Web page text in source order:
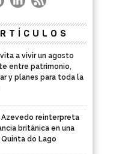
a vivir un agosto
entre patrimonio,
y planes para toda la
Azevedo reinterpreta
británica en una
Quinta do Lago